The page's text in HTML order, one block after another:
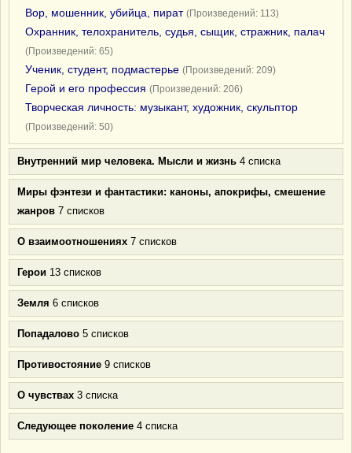
Вор, мошенник, убийца, пират (Произведений: 113)
Охранник, телохранитель, судья, сыщик, стражник, палач
(Произведений: 65)
Ученик, студент, подмастерье (Произведений: 209)
Герой и его профессия (Произведений: 206)
Творческая личность: музыкант, художник, скульптор
(Произведений: 50)
Внутренний мир человека. Мысли и жизнь 4 списка
Миры фэнтези и фантастики: каноны, апокрифы, смешение
жанров 7 списков
О взаимоотношениях 7 списков
Герои 13 списков
Земля 6 списков
Попадалово 5 списков
Противостояние 9 списков
О чувствах 3 списка
Следующее поколение 4 списка